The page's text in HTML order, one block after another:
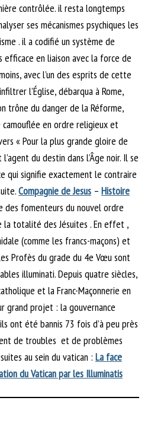
contrôlée. il resta longtemps
ses mécanismes psychiques les
. il a codifié un système de
en liaison avec la force de
avec l’un des esprits de cette
l’Église, débarqua à Rome,
trône du danger de la Réforme,
en ordre religieux et
« Pour la plus grande gloire de
l’agent du destin dans l’Âge noir. Il se
qui signifie exactement le contraire
Compagnie de Jesus – Histoire
des fomenteurs du nouvel ordre
la totalité des Jésuites . En effet ,
(comme les francs-maçons) et
Profès du grade du 4e Vœu sont
illuminati. Depuis quatre siècles,
et la Franc-Maçonnerie en
grand projet : la gouvernance
ont été bannis 73 fois d’à peu près
de troubles et de problèmes
au sein du vatican : La face
du Vatican par les Illuminatis